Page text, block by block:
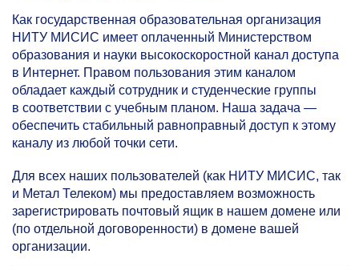
Как государственная образовательная организация
НИТУ МИСИС имеет оплаченный Министерством
образования и науки высокоскоростной канал доступа
в Интернет. Правом пользования этим каналом
обладает каждый сотрудник и студенческие группы
в соответствии с учебным планом. Наша задача —
обеспечить стабильный равноправный доступ к этому
каналу из любой точки сети.
Для всех наших пользователей (как НИТУ МИСИС, так
и Метал Телеком) мы предоставляем возможность
зарегистрировать почтовый ящик в нашем домене или
(по отдельной договоренности) в домене вашей
организации.